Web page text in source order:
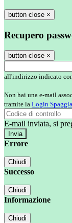
button close ×
Recupero
button close ×
all'indirizzo indicato
Non hai una e-mail
tramite la Login
E-mail inviata, si
Errore
Chiudi
Successo
Chiudi
Informazione
Chiudi